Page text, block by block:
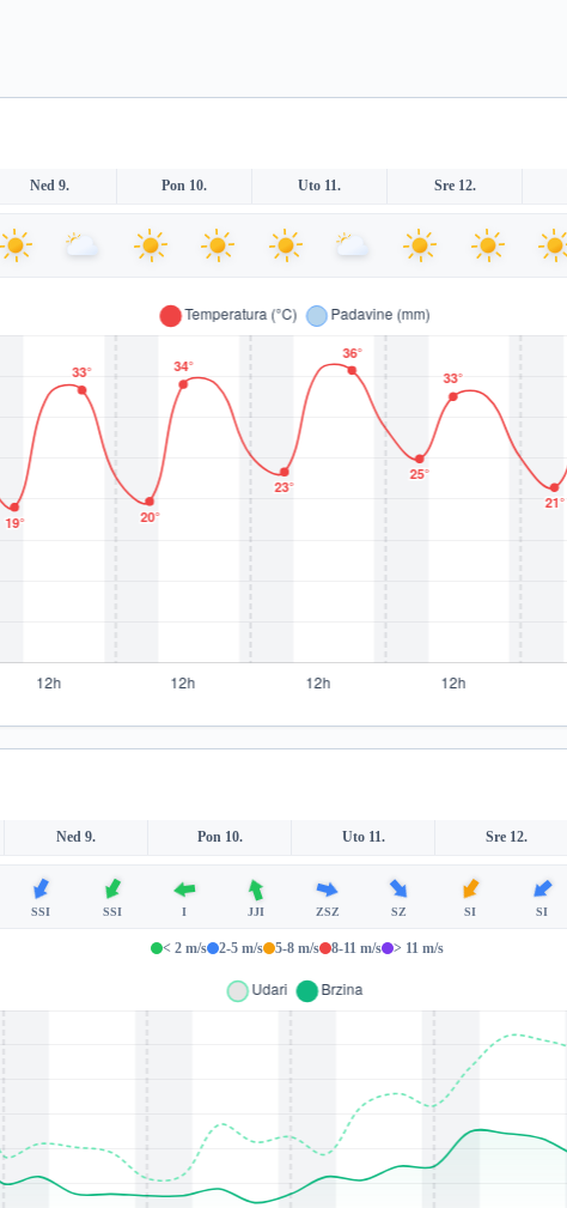
Ned 9. Pon 10. Uto 11. Sre 12.
Ned 9. Pon 10. Uto 11. Sre 12.
SSI SSI I JJI ZSZ SZ SI SI
< 2 m/s 2-5 m/s 5-8 m/s 8-11 m/s > 11 m/s